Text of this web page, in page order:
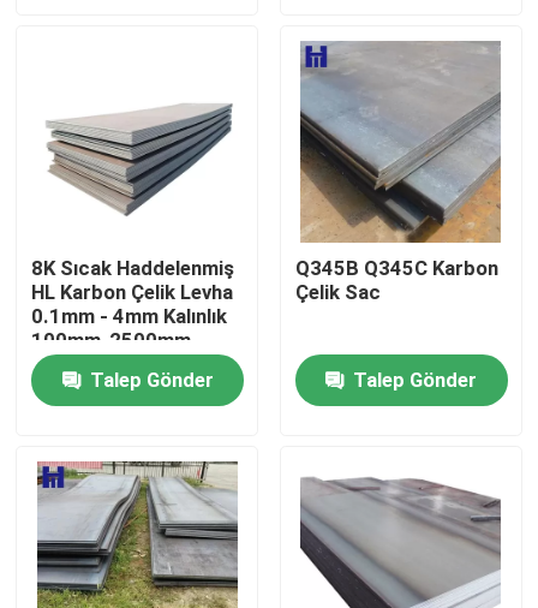
Hakkımızda
Fabrika turu
Kalite kontrol
Bize Ulaşın
Paslanmaz Çelik Rulo Şeridi
304 Paslanmaz Çelik Rulo
8K Sıcak Haddelenmiş
HL Karbon Çelik Levha
0.1mm - 4mm Kalınlık
100mm-2500mm
Talep Gönder
Q345B Q345C Karbon
Çelik Sac
Talep Gönder